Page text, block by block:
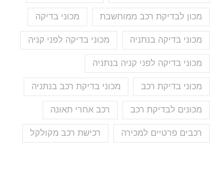
מכון לבדיקת רכב ממוחשבת מכוני בדיקה
מכוני בדיקה בנתניה מכוני בדיקה לפני קניה
מכוני בדיקה לפני קניה בנתניה
מכוני בדיקת רכב מכוני בדיקת רכב בנתניה
מכונים לבדיקת רכב רכב אחרי תאונה
רכבים פרטיים למכירה רכישת רכב מקולקל